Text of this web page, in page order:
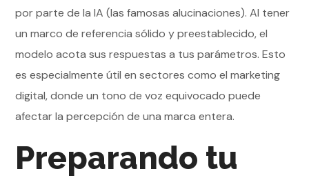
por parte de la IA (las famosas alucinaciones). Al tener
un marco de referencia sólido y preestablecido, el
modelo acota sus respuestas a tus parámetros. Esto
es especialmente útil en sectores como el marketing
digital, donde un tono de voz equivocado puede
afectar la percepción de una marca entera.
Preparando tu